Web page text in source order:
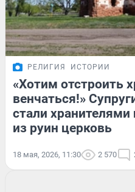
РЕЛИГИЯ ИСТОРИИ
«Хотим отстроить
венчаться!»
стали
из руин церковь
18 мая, 2026, 11:30 2 570